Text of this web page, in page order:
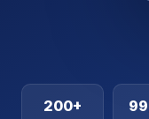
200+